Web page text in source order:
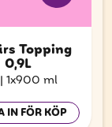
Topping
0,9L
| 1x900 ml
IN FÖR KÖP